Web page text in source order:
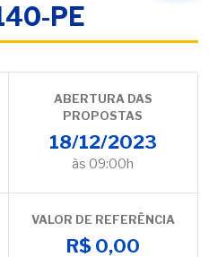
PE
ABERTURA DAS
PROPOSTAS
18/12/2023
às 09:00h
VALOR DE REFERÊNCIA
R$ 0,00